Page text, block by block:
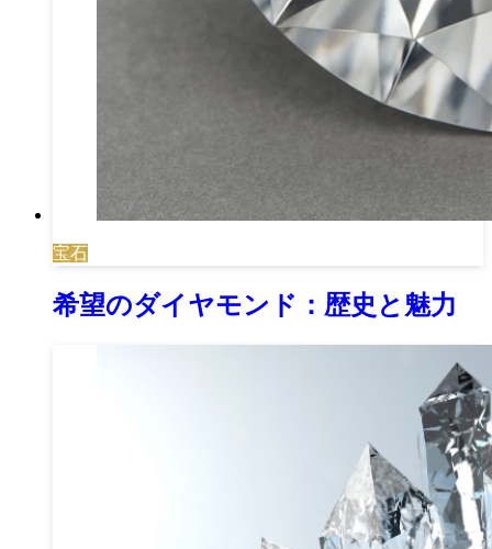
宝石
希望のダイヤモンド：歴史と魅力